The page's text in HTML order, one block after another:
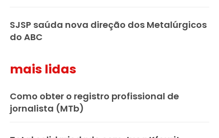
SJSP saúda nova direção dos Metalúrgicos
do ABC
mais lidas
Como obter o registro profissional de
jornalista (MTb)